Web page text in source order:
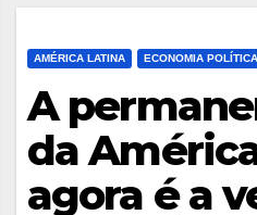
AMÉRICA LATINA ECONOMIA POLÍTICA
A
da
agora é a